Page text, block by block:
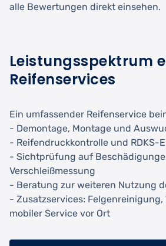
alle Bewertungen direkt einsehen.
Leistungsspektrum
Reifenservices
Ein umfassender Reifenservice
- Demontage, Montage und
- Reifendruckkontrolle und RDKS-
- Sichtprüfung auf
Verschleißmessung
- Beratung zur weiteren Nutzung
- Zusatzservices:
mobiler Service vor Ort